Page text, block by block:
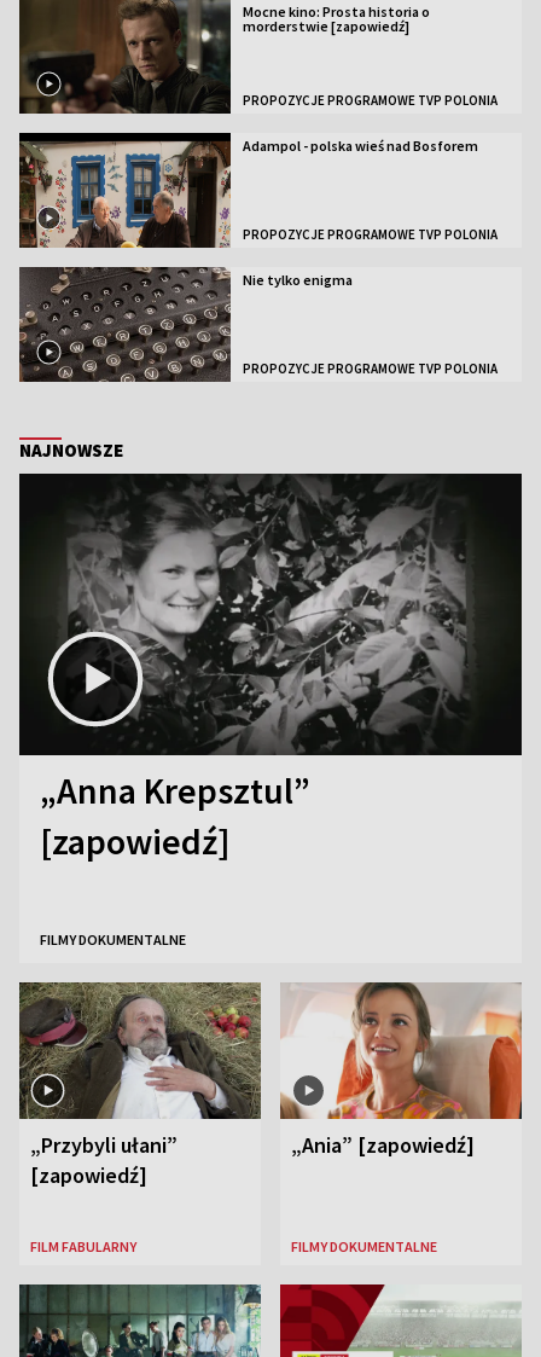
Mocne kino: Prosta historia o
morderstwie [zapowiedź]
PROPOZYCJE PROGRAMOWE TVP POLONIA
Adampol - polska wieś nad Bosforem
PROPOZYCJE PROGRAMOWE TVP POLONIA
Nie tylko enigma
PROPOZYCJE PROGRAMOWE TVP POLONIA
NAJNOWSZE
„Anna Krepsztul”
[zapowiedź]
FILMY DOKUMENTALNE
„Przybyli ułani”
[zapowiedź]
FILM FABULARNY
„Ania” [zapowiedź]
FILMY DOKUMENTALNE